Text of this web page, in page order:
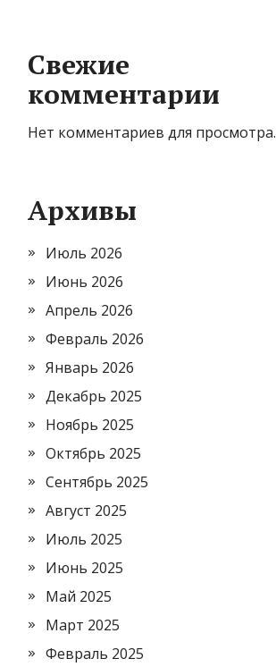
Свежие
комментарии
Нет комментариев для просмотра.
Архивы
Июль 2026
Июнь 2026
Апрель 2026
Февраль 2026
Январь 2026
Декабрь 2025
Ноябрь 2025
Октябрь 2025
Сентябрь 2025
Август 2025
Июль 2025
Июнь 2025
Май 2025
Март 2025
Февраль 2025